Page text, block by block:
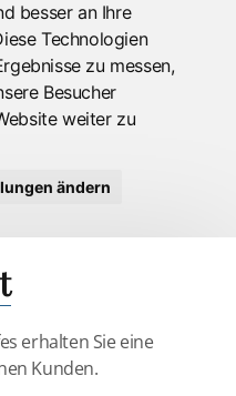
besser an Ihre
Technologien
zu messen,
Besucher
weiter zu
ändern
erhalten Sie eine
Kunden.